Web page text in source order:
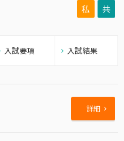
私 共
入試要項 入試結果
詳細